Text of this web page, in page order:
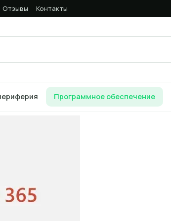
Отзывы Контакты
Программное обеспечение